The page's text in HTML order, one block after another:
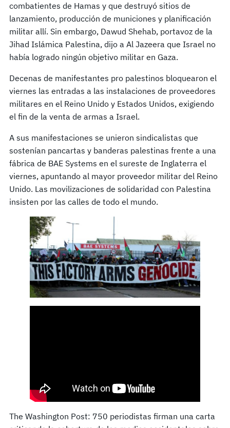
combatientes de Hamas y que destruyó sitios de
lanzamiento, producción de municiones y planificación
militar allí. Sin embargo, Dawud Shehab, portavoz de la
Jihad Islámica Palestina, dijo a Al Jazeera que Israel no
había logrado ningún objetivo militar en Gaza.
Decenas de manifestantes pro palestinos bloquearon el
viernes las entradas a las instalaciones de proveedores
militares en el Reino Unido y Estados Unidos, exigiendo
el fin de la venta de armas a Israel.
A sus manifestaciones se unieron sindicalistas que
sostenían pancartas y banderas palestinas frente a una
fábrica de BAE Systems en el sureste de Inglaterra el
viernes, apuntando al mayor proveedor militar del Reino
Unido. Las movilizaciones de solidaridad con Palestina
insisten por las calles de todo el mundo.
The Washington Post: 750 periodistas firman una carta